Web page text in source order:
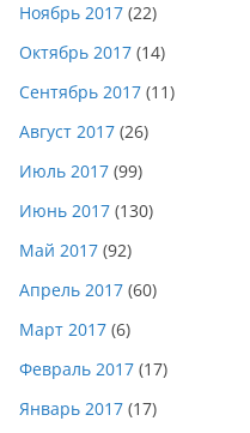
Ноябрь 2017 (22)
Октябрь 2017 (14)
Сентябрь 2017 (11)
Август 2017 (26)
Июль 2017 (99)
Июнь 2017 (130)
Май 2017 (92)
Апрель 2017 (60)
Март 2017 (6)
Февраль 2017 (17)
Январь 2017 (17)